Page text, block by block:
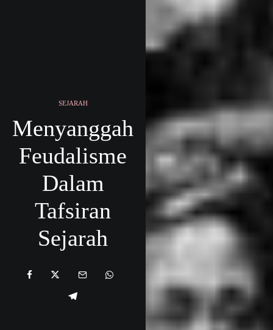
SEJARAH
Menyanggah
Feudalisme
Dalam
Tafsiran
Sejarah